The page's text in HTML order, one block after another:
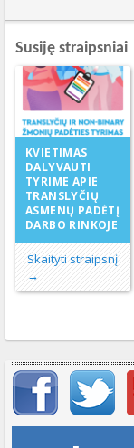
Susiję straipsniai
KVIETIMAS
DALYVAUTI
TYRIME APIE
TRANSLYČIŲ
ASMENŲ PADĖTĮ
DARBO RINKOJE
Skaityti straipsnį
→
Svarbių įrašų meniu